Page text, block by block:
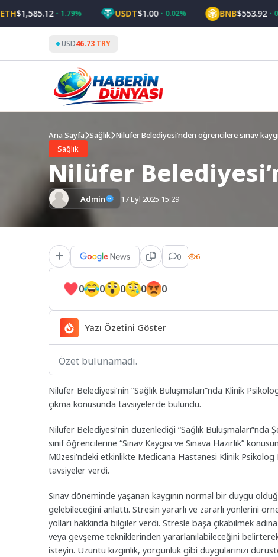
to
1.79% USDT$1.00 0.02% BNB$553.92 0.99%
USD46.73 TRY
Ana Sayfa Sağlık Nilüfer Belediyesi’nden öğrencilere sınav
Sağlık
Nilüfer
Admin 17 Eyl 2025 15:29
0 6
0 0 0 0 0
Yazı Özetini Göster
Özet bulunamadı.
Nilüfer Belediyesi’nin “Sağlık Buluşmaları”nda Klinik
çıkma konusunda tavsiyelerde bulundu.
Nilüfer Belediyesi’nin düzenlediği “Sağlık
sınıf öğrencilerine “Sınav Kaygısı ve Sınava Hazırlık”
Müzesi’ndeki etkinlikte Medicana Hastanesi Klinik
tavsiyeler verdi.
​Sınav döneminde yaşanan kaygının normal bir duygu
gelebileceğini anlattı. Stresin yararlı ve zararlı yönlerini
yolları hakkında bilgiler verdi. Stresle başa çıkabilmek
veya gevşeme tekniklerinden yararlanılabileceğini
isteyin. Üzüntü kızgınlık, yorgunluk gibi duygularınızı